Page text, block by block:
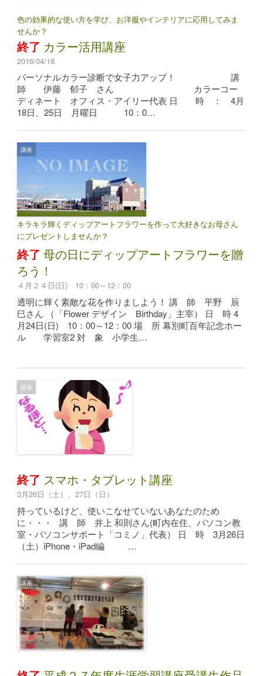
色の効果的な使い方を学び、お洋服やインテリアに応用してみま
せんか？
終了 カラー活用講座
2016/04/18
パーソナルカラー診断で女子力アップ！ 講
師 伊藤 郁子 さん カラーコー
ディネート オフィス・アイリー代表 日 時 ： 4月
18日、25日 月曜日 10：0…
講座
キラキラ輝くディップアートフラワーを作って大好きなお母さん
にプレゼントしませんか？
終了母の日にディップアートフラワーを贈
ろう！
４月２４日(日) 10：00～12：00
透明に輝く素敵な花を作りましよう！ 講 師 平野 辰
巳さん （「Flower デザイン Birthday」主宰） 日 時 4
月24日(日) 10：00～12：00 場 所 幕別町百年記念ホー
ル 学習室2 対 象 小学生…
講座
終了 スマホ・タブレット講座
3月26日（土）、27日（日）
持っているけど、使いこなせていないあなたのため
に・・・ 講 師 井上 和則さん(町内在住、パソコン教
室・パソコンサポート「コミノ」代表） 日 時 3月26日
（土）iPhone・iPad編 …
講座